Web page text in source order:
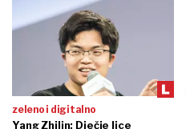
zeleno i digitalno
Yang Zhilin: Dječje lice